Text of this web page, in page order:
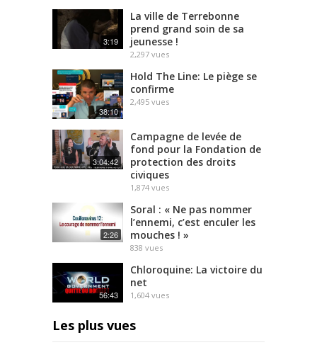
3:19
La ville de Terrebonne
prend grand soin de sa
jeunesse !
2,297 vues
38:10
Hold The Line: Le piège se
confirme
2,495 vues
3:04:42
Campagne de levée de
fond pour la Fondation de
protection des droits
civiques
1,874 vues
2:26
Soral : « Ne pas nommer
l’ennemi, c’est enculer les
mouches ! »
838 vues
56:43
Chloroquine: La victoire du
net
1,604 vues
Les plus vues